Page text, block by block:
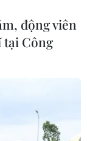
động viên
tại Công